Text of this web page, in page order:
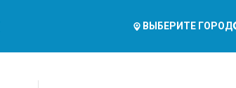
ВЫБЕРИТЕ ГОРОД